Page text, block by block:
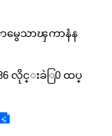
မွေသာၾကာနံန
လိုင္းခဲြ0 ထပ္